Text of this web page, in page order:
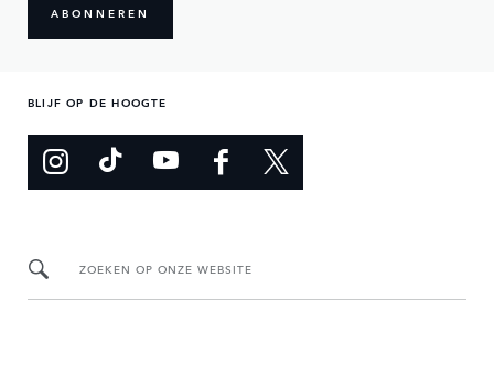
ABONNEREN
BLIJF OP DE HOOGTE
ZOEKEN OP ONZE WEBSITE